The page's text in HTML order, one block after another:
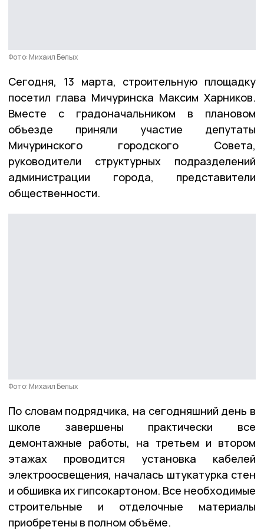
Фото: Михаил Белых
Сегодня, 13 марта, строительную площадку
посетил глава Мичуринска Максим Харников.
Вместе с градоначальником в плановом
объезде приняли участие депутаты
Мичуринского городского Совета,
руководители структурных подразделений
администрации города, представители
общественности.
Фото: Михаил Белых
По словам подрядчика, на сегодняшний день в
школе завершены практически все
демонтажные работы, на третьем и втором
этажах проводится установка кабелей
электроосвещения, началась штукатурка стен
и обшивка их гипсокартоном. Все необходимые
строительные и отделочные материалы
приобретены в полном объёме.